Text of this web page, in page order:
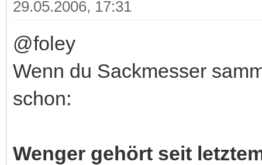
29.05.2006, 17:31
@foley
Wenn du Sackmesser
schon:
Wenger gehört seit